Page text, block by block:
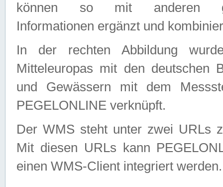
können so mit anderen
Informationen ergänzt und
In der rechten Abbildung
Mitteleuropas mit den deutschen
und Gewässern mit dem
PEGELONLINE verknüpft.
Der WMS steht unter zwei URLs
Mit diesen URLs kann
einen WMS-Client integriert werden.